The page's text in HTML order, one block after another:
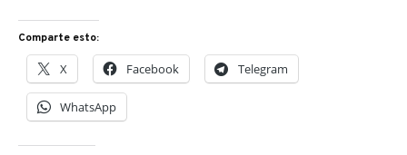
Comparte esto:
X Facebook Telegram
WhatsApp